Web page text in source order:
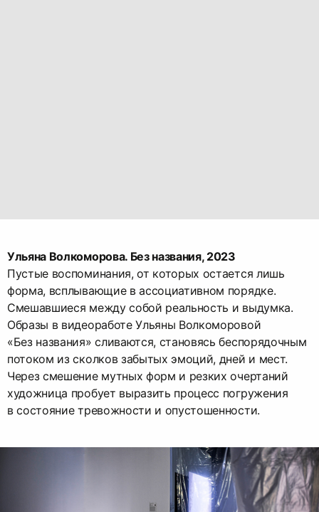
Ульяна Волкоморова. Без названия, 2023
Пустые воспоминания, от которых остается лишь
форма, всплывающие в ассоциативном порядке.
Смешавшиеся между собой реальность и выдумка.
Образы в видеоработе Ульяны Волкоморовой
«Без названия» сливаются, становясь беспорядочным
потоком из сколков забытых эмоций, дней и мест.
Через смешение мутных форм и резких очертаний
художница пробует выразить процесс погружения
в состояние тревожности и опустошенности.